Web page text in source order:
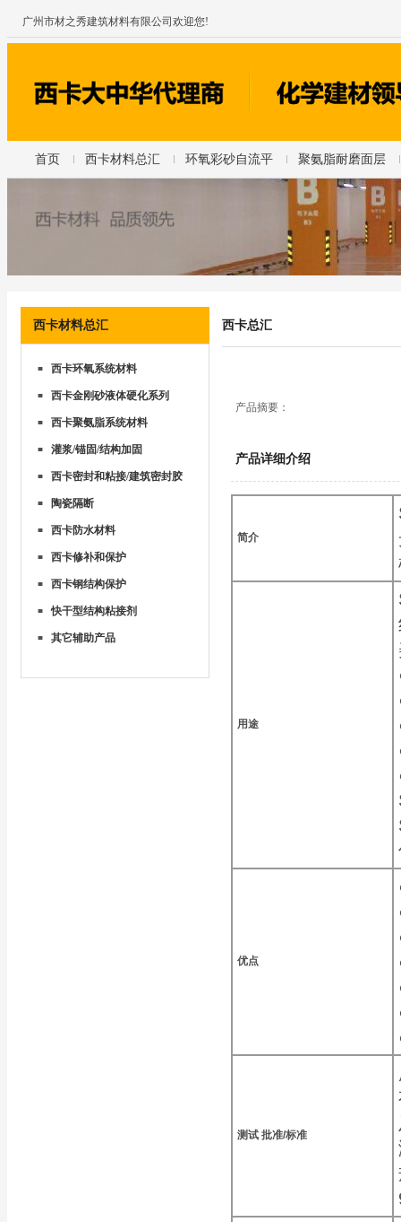
广州市材之秀建筑材料有限公司欢迎您!
首页 西卡材料总汇 环氧彩砂自流平 聚氨脂耐磨面层
西卡材料总汇
■ 西卡环氧系统材料
■ 西卡金刚砂液体硬化系列
■ 西卡聚氨脂系统材料
■ 灌浆/锚固/结构加固
■ 西卡密封和粘接/建筑密封胶
■ 陶瓷隔断
■ 西卡防水材料
■ 西卡修补和保护
■ 西卡钢结构保护
■ 快干型结构粘接剂
■ 其它辅助产品
西卡总汇
产品摘要：
产品详细介绍
简介
用途
优点
测试 批准/标准